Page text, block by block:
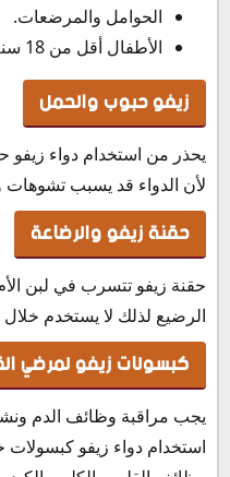
الحوامل والمرضعات.
الأطفال أقل من 18 سنة.
زيفو حبوب والحمل
يحذر من استخدام دواء
لأن الدواء قد يسبب تشوهات
حقنة زيفو والرضاعة
حقنة زيفو تتسرب في لبن
الرضيع لذلك لا يستخدم
كبسولات زيفو لمرضي
يجب مراقبة وظائف الدم
استخدام دواء زيفو